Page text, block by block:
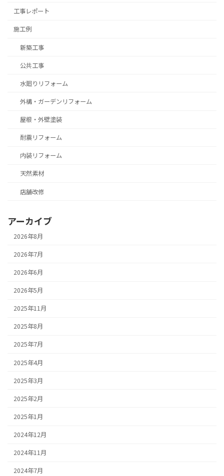
⼯事レポート
施工例
新築工事
公共工事
水廻りリフォーム
外構・ガーデンリフォーム
屋根・外壁塗装
耐震リフォーム
内装リフォーム
天然素材
店舗改修
アーカイブ
2026年8月
2026年7月
2026年6月
2026年5月
2025年11月
2025年8月
2025年7月
2025年4月
2025年3月
2025年2月
2025年1月
2024年12月
2024年11月
2024年7月